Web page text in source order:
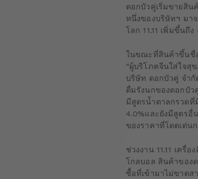
ดอกบัวคู่เริ่มขายสิน
หนึ่งของบริษัทฯ มา
โลก 11.11 เพิ่มขึ้นถึง
ในขณะที่สินค้าขึ้นชื่
“ผู้บริโภคจีนใส่ใจสุ
บริษัท ดอกบัวคู่ จำกั
ดื่มรังนกของดอกบั
มีสูตรน้ำตาลกรวดที่
4.0%และยังมีสูตร
ของราคาที่โดดเด่น
ช่วงงาน 11.11 เค
โกลบอล สินค้าของ
ซื้อที่เข้ามาไม่ขาดส